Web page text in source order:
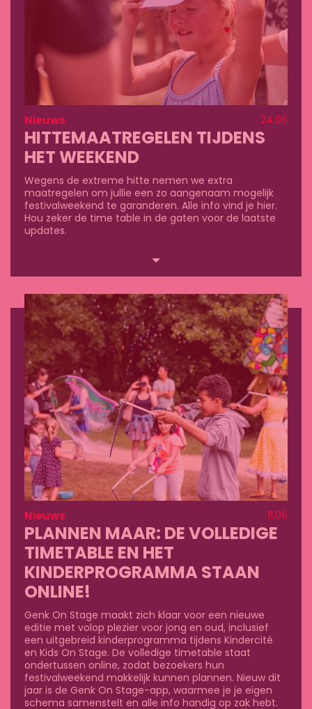
Nieuws 24.06
HITTEMAATREGELEN TIJDENS
HET WEEKEND
Wegens de extreme hitte nemen we extra
maatregelen om jullie een zo aangenaam mogelijk
festivalweekend te garanderen. Alle info vind je hier.
Hou zeker de time table in de gaten voor de laatste
updates.
Lees
meer
Nieuws 11.06
PLANNEN MAAR: DE VOLLEDIGE
TIMETABLE EN HET
KINDERPROGRAMMA STAAN
ONLINE!
Genk On Stage maakt zich klaar voor een nieuwe
editie met volop plezier voor jong en oud, inclusief
een uitgebreid kinderprogramma tijdens Kindercité
en Kids On Stage. De volledige timetable staat
ondertussen online, zodat bezoekers hun
festivalweekend makkelijk kunnen plannen. Nieuw dit
jaar is de Genk On Stage-app, waarmee je je eigen
schema samenstelt en alle info handig op zak hebt.